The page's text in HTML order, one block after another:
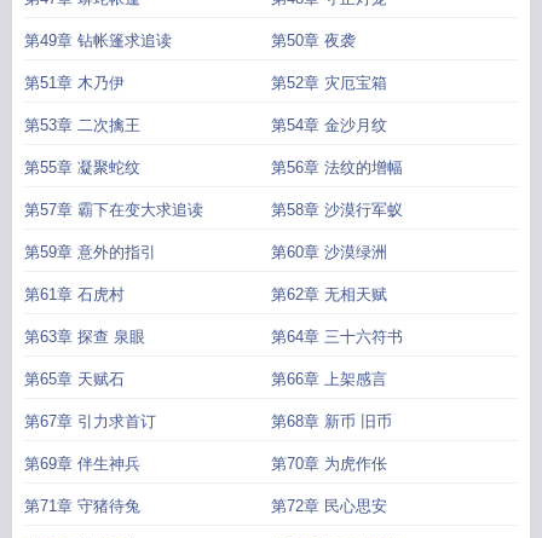
第49章 钻帐篷求追读 第50章 夜袭
第51章 木乃伊 第52章 灾厄宝箱
第53章 二次擒王 第54章 金沙月纹
第55章 凝聚蛇纹 第56章 法纹的增幅
第57章 霸下在变大求追读 第58章 沙漠行军蚁
第59章 意外的指引 第60章 沙漠绿洲
第61章 石虎村 第62章 无相天赋
第63章 探查 泉眼 第64章 三十六符书
第65章 天赋石 第66章 上架感言
第67章 引力求首订 第68章 新币 旧币
第69章 伴生神兵 第70章 为虎作伥
第71章 守猪待兔 第72章 民心思安